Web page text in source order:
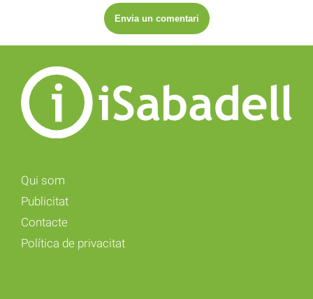
Qui som
Publicitat
Contacte
Política de privacitat